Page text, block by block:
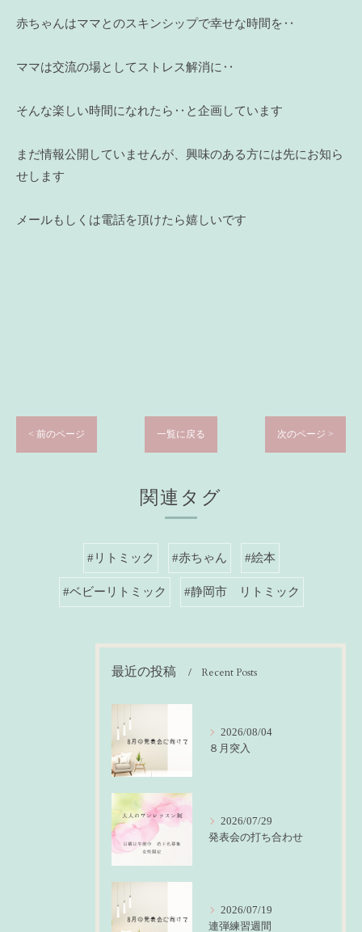
赤ちゃんはママとのスキンシップで幸せな時間を‥
ママは交流の場としてストレス解消に‥
そんな楽しい時間になれたら‥と企画しています
まだ情報公開していませんが、興味のある方には先にお知ら
せします
メールもしくは電話を頂けたら嬉しいです
< 前のページ 一覧に戻る 次のページ >
関連タグ
#リトミック #赤ちゃん #絵本
#ベビーリトミック #静岡市 リトミック
最近の投稿 Recent Posts
2026/08/04
８月突入
2026/07/29
発表会の打ち合わせ
2026/07/19
連弾練習週間